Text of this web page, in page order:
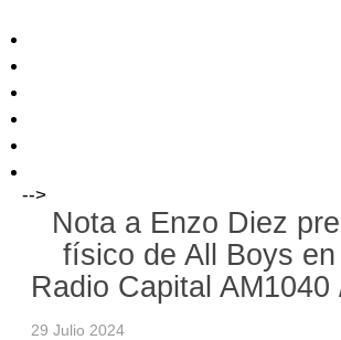
-->
Nota a Enzo Diez
físico de All Boys
Radio Capital AM1040
29 Julio 2024